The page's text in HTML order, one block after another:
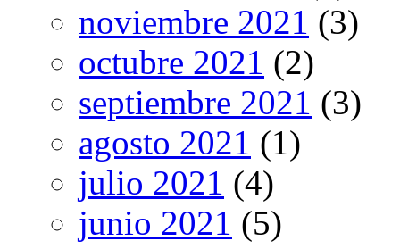
noviembre 2021 (3)
octubre 2021 (2)
septiembre 2021 (3)
agosto 2021 (1)
julio 2021 (4)
junio 2021 (5)